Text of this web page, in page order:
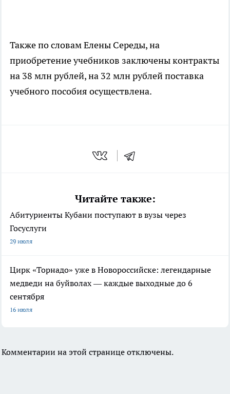
Также по словам Елены Середы, на
приобретение учебников заключены контракты
на 38 млн рублей, на 32 млн рублей поставка
учебного пособия осуществлена.
Читайте также:
Абитуриенты Кубани поступают в вузы через
Госуслуги
29 июля
Цирк «Торнадо» уже в Новороссийске: легендарные
медведи на буйволах — каждые выходные до 6
сентября
16 июля
Комментарии на этой странице отключены.